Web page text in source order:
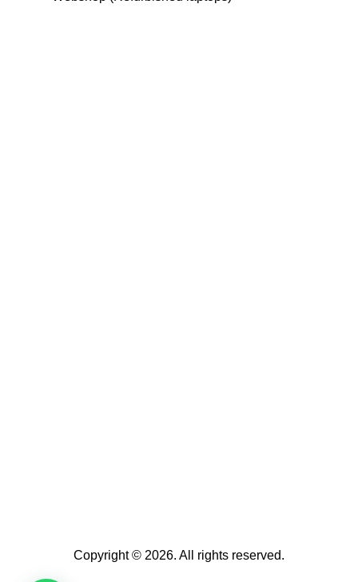
Copyright © 2026. All rights reserved.